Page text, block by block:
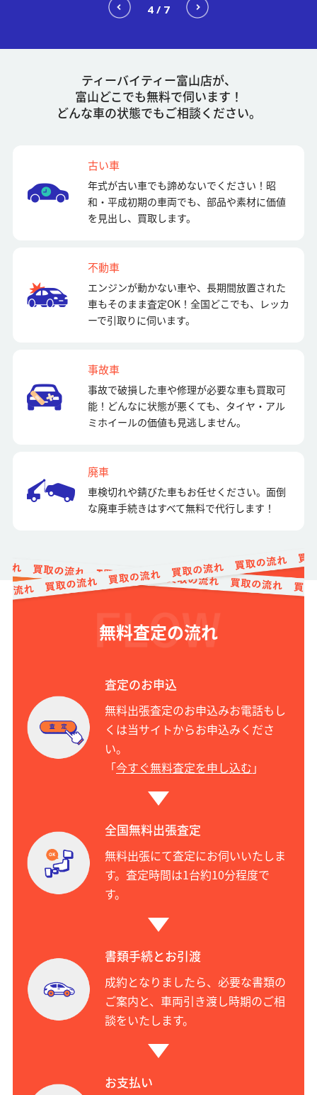
4 / 7
ティーバイティー富山店が、
富山どこでも無料で伺います！
どんな車の状態でもご相談ください。
古い車
年式が古い車でも諦めないでください！昭
和・平成初期の車両でも、部品や素材に価値
を見出し、買取します。
不動車
エンジンが動かない車や、長期間放置された
車もそのまま査定OK！全国どこでも、レッカ
ーで引取りに伺います。
事故車
事故で破損した車や修理が必要な車も買取可
能！どんなに状態が悪くても、タイヤ・アル
ミホイールの価値も見逃しません。
廃車
車検切れや錆びた車もお任せください。面倒
な廃車手続きはすべて無料で代行します！
無料査定の流れ
査定のお申込
無料出張査定のお申込みお電話もし
くは当サイトからお申込みくださ
い。
「今すぐ無料査定を申し込む 」
全国無料出張査定
無料出張にて査定にお伺いいたしま
す。査定時間は1台約10分程度で
す。
書類手続とお引渡
成約となりましたら、必要な書類の
ご案内と、車両引き渡し時期のご相
談をいたします。
お支払い